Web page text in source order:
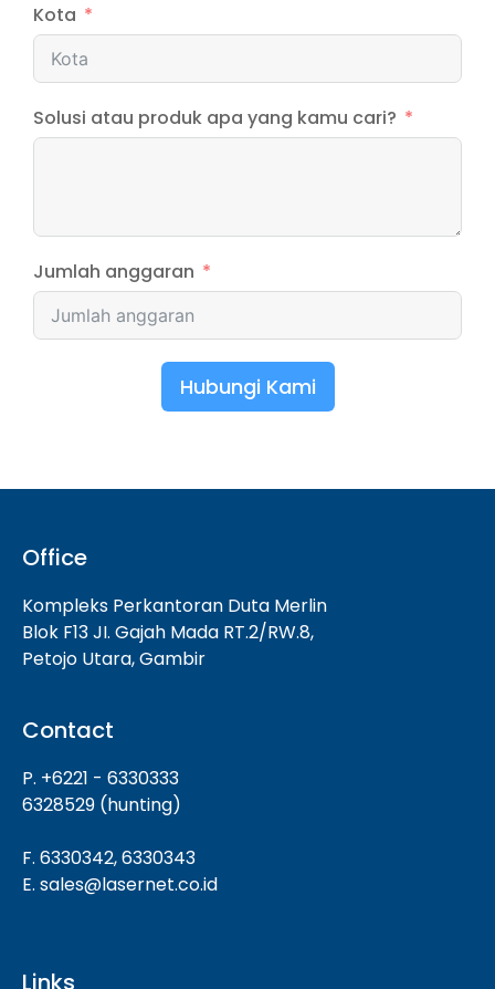
Kota
Solusi atau produk apa yang kamu cari?
Jumlah anggaran
Hubungi Kami
Office
Kompleks Perkantoran Duta Merlin
Blok F13 JI. Gajah Mada RT.2/RW.8,
Petojo Utara, Gambir
Contact
P. +6221 - 6330333
6328529 (hunting)
F. 6330342, 6330343
E. sales@lasernet.co.id
Links